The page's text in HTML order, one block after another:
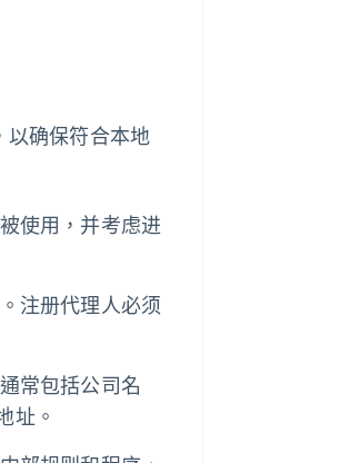
以确保符合本地
使用，并考虑进
注册代理人必须
常包括公司名
址。